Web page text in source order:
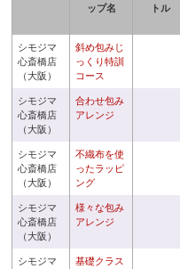
ップ名
トル
シモジマ
心斎橋店
（大阪）
斜め包みじ
っくり特訓
コース
シモジマ
心斎橋店
（大阪）
合わせ包み
アレンジ
シモジマ
心斎橋店
（大阪）
不織布を使
ったラッピ
ング
シモジマ
心斎橋店
（大阪）
様々な包み
アレンジ
シモジマ
基礎クラス